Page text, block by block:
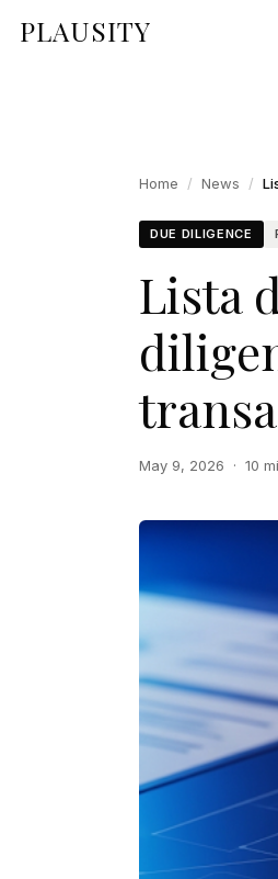
PLAUSITY
Home / News /
DUE DILIGENCE
Lista
May 9, 2026 · 10